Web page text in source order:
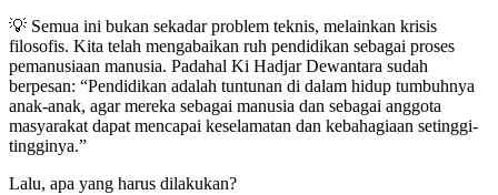
💡 Semua ini bukan sekadar problem teknis, melainkan krisis
filosofis. Kita telah mengabaikan ruh pendidikan sebagai proses
pemanusiaan manusia. Padahal Ki Hadjar Dewantara sudah
berpesan: “Pendidikan adalah tuntunan di dalam hidup tumbuhnya
anak-anak, agar mereka sebagai manusia dan sebagai anggota
masyarakat dapat mencapai keselamatan dan kebahagiaan setinggi-
tingginya.”
Lalu, apa yang harus dilakukan?